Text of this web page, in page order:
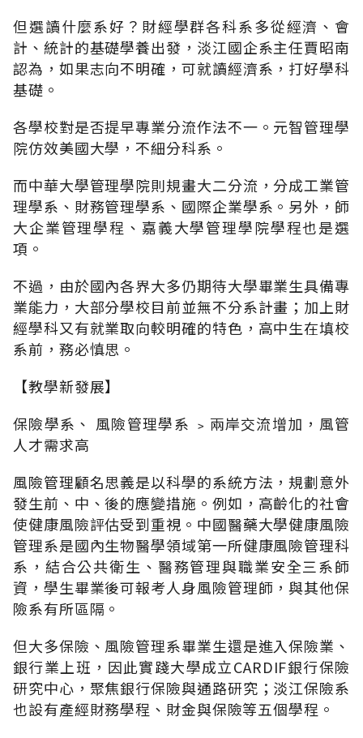
但選讀什麼系好？財經學群各科系多從經濟、會
計、統計的基礎學養出發，淡江國企系主任賈昭南
認為，如果志向不明確，可就讀經濟系，打好學科
基礎。
各學校對是否提早專業分流作法不一。元智管理學
院仿效美國大學，不細分科系。
而中華大學管理學院則規畫大二分流，分成工業管
理學系、財務管理學系、國際企業學系。另外，師
大企業管理學程、嘉義大學管理學院學程也是選
項。
不過，由於國內各界大多仍期待大學畢業生具備專
業能力，大部分學校目前並無不分系計畫；加上財
經學科又有就業取向較明確的特色，高中生在填校
系前，務必慎思。
【教學新發展】
保險學系、 風險管理學系 ﹥兩岸交流增加，風管
人才需求高
風險管理顧名思義是以科學的系統方法，規劃意外
發生前、中、後的應變措施。例如，高齡化的社會
使健康風險評估受到重視。中國醫藥大學健康風險
管理系是國內生物醫學領域第一所健康風險管理科
系，結合公共衛生、醫務管理與職業安全三系師
資，學生畢業後可報考人身風險管理師，與其他保
險系有所區隔。
但大多保險、風險管理系畢業生還是進入保險業、
銀行業上班，因此實踐大學成立CARDIF銀行保險
研究中心，聚焦銀行保險與通路研究；淡江保險系
也設有產經財務學程、財金與保險等五個學程。